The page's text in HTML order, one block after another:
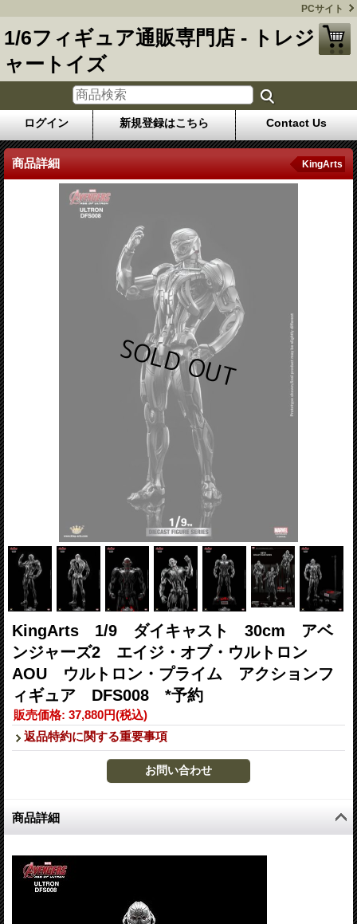
PCサイト
1/6フィギュア通販専門店 - トレジ
ャートイズ
ログイン 新規登録はこちら Contact Us
商品詳細 KingArts
KingArts 1/9 ダイキャスト 30cm アベ
ンジャーズ2 エイジ・オブ・ウルトロン
AOU ウルトロン・プライム アクションフ
ィギュア DFS008 *予約
販売価格: 37,880円(税込)
返品特約に関する重要事項
商品詳細